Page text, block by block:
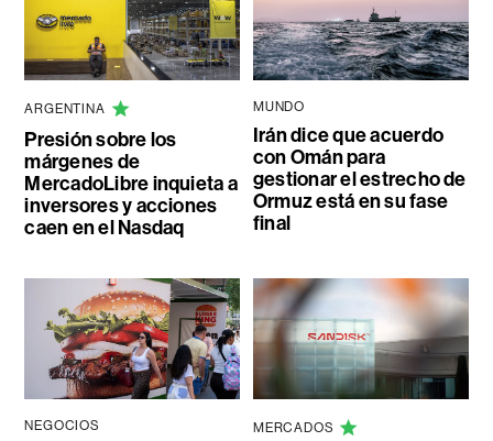
ARGENTINA
Presión sobre los
márgenes de
MercadoLibre inquieta a
inversores y acciones
caen en el Nasdaq
MUNDO
Irán dice que acuerdo
con Omán para
gestionar el estrecho de
Ormuz está en su fase
final
NEGOCIOS MERCADOS